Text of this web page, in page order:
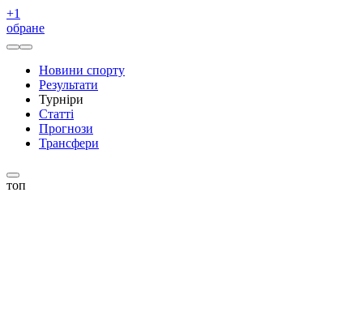
+1
обране
Новини спорту
Результати
Турніри
Статті
Прогнози
Трансфери
топ